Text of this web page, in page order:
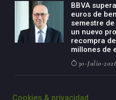
BBVA
euros de
semestre
un nuevo
recompra
millones de
30-Julio-
negocio
Cookies & privacidad